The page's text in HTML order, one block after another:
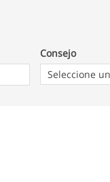
Consejo